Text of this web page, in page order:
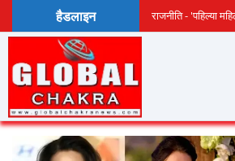
हैडलाइन राजनीति - 'पहिल्या